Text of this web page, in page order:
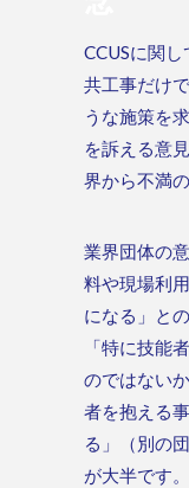
CCUSに関
共工事だけ
うな施策を
を訴える意
界から不満
業界団体の
料や現場利
になる」と
「特に技能
のではない
者を抱える
る」（別の
が大半です。